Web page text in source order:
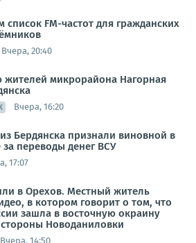
список FM-частот для гражданских
Вчера, 20:40
микрорайона Нагорная
Вчера, 16:20
Бердянска признали виновной в
за переводы денег ВСУ
17:07
в Орехов. Местный житель
в котором говорит о том, что
зашла в восточную окраину
стороны Новоданиловки
Вчера, 14:50